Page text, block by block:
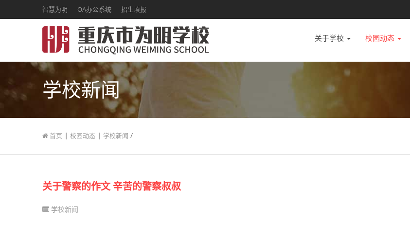
智慧为明 OA办公系统 招生填报
关于学校 校园动态
学校新闻
首页 | 校园动态 | 学校新闻 /
关于警察的作文 辛苦的警察叔叔
学校新闻